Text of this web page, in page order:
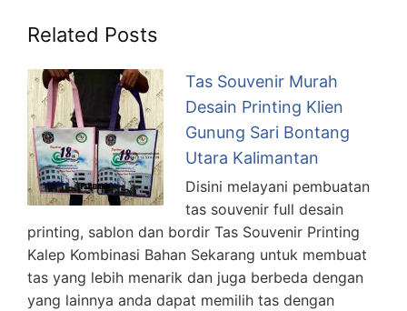
Related Posts
Tas Souvenir Murah
Desain Printing Klien
Gunung Sari Bontang
Utara Kalimantan
Disini melayani pembuatan
tas souvenir full desain
printing, sablon dan bordir Tas Souvenir Printing
Kalep Kombinasi Bahan Sekarang untuk membuat
tas yang lebih menarik dan juga berbeda dengan
yang lainnya anda dapat memilih tas dengan